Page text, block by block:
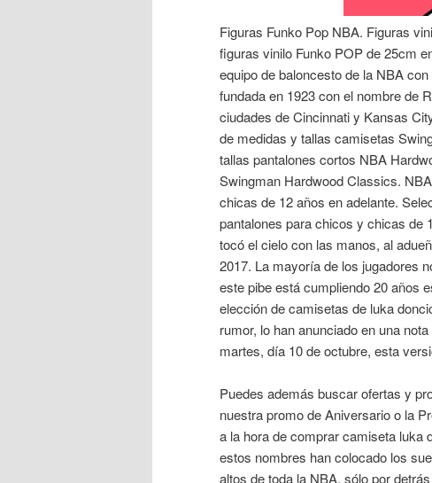
Figuras Funko Pop NBA. Figuras
figuras vinilo Funko POP de 25cm
equipo de baloncesto de la NBA
fundada en 1923 con el nombre de
ciudades de Cincinnati y Kansas
de medidas y tallas camisetas
tallas pantalones cortos NBA
Swingman Hardwood Classics.
chicas de 12 años en adelante.
pantalones para chicos y chicas de
tocó el cielo con las manos, al
2017. La mayoría de los jugadores
este pibe está cumpliendo 20 años
elección de camisetas de luka
rumor, lo han anunciado en una
martes, día 10 de octubre, esta
Puedes además buscar ofertas y
nuestra promo de Aniversario o la
a la hora de comprar camiseta luka
estos nombres han colocado los
altos de toda la NBA, sólo por